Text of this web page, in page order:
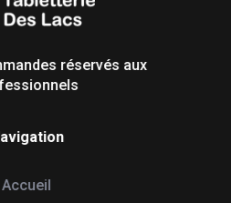
réservés aux
Accueil